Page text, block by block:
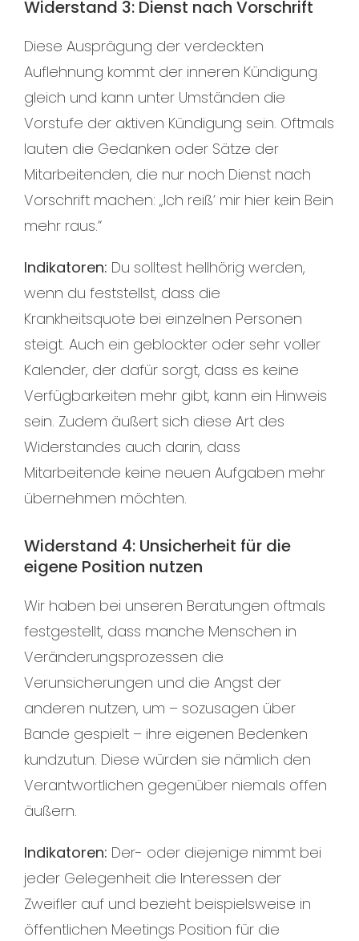
Widerstand 3: Dienst nach Vorschrift
Diese Ausprägung der verdeckten
Auflehnung kommt der inneren Kündigung
gleich und kann unter Umständen die
Vorstufe der aktiven Kündigung sein. Oftmals
lauten die Gedanken oder Sätze der
Mitarbeitenden, die nur noch Dienst nach
Vorschrift machen: „Ich reiß‘ mir hier kein Bein
mehr raus.“
Indikatoren: Du solltest hellhörig werden,
wenn du feststellst, dass die
Krankheitsquote bei einzelnen Personen
steigt. Auch ein geblockter oder sehr voller
Kalender, der dafür sorgt, dass es keine
Verfügbarkeiten mehr gibt, kann ein Hinweis
sein. Zudem äußert sich diese Art des
Widerstandes auch darin, dass
Mitarbeitende keine neuen Aufgaben mehr
übernehmen möchten.
Widerstand 4: Unsicherheit für die
eigene Position nutzen
Wir haben bei unseren Beratungen oftmals
festgestellt, dass manche Menschen in
Veränderungsprozessen die
Verunsicherungen und die Angst der
anderen nutzen, um – sozusagen über
Bande gespielt – ihre eigenen Bedenken
kundzutun. Diese würden sie nämlich den
Verantwortlichen gegenüber niemals offen
äußern.
Indikatoren: Der- oder diejenige nimmt bei
jeder Gelegenheit die Interessen der
Zweifler auf und bezieht beispielsweise in
öffentlichen Meetings Position für die